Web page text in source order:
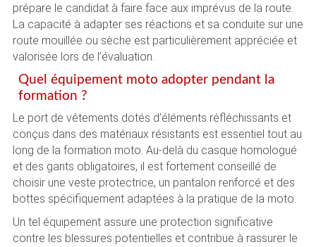
prépare le candidat à faire face aux imprévus de la route.
La capacité à adapter ses réactions et sa conduite sur une
route mouillée ou sèche est particulièrement appréciée et
valorisée lors de l’évaluation.
Quel équipement moto adopter pendant la
formation ?
Le port de vêtements dotés d’éléments réfléchissants et
conçus dans des matériaux résistants est essentiel tout au
long de la formation moto. Au-delà du casque homologué
et des gants obligatoires, il est fortement conseillé de
choisir une veste protectrice, un pantalon renforcé et des
bottes spécifiquement adaptées à la pratique de la moto.
Un tel équipement assure une protection significative
contre les blessures potentielles et contribue à rassurer le